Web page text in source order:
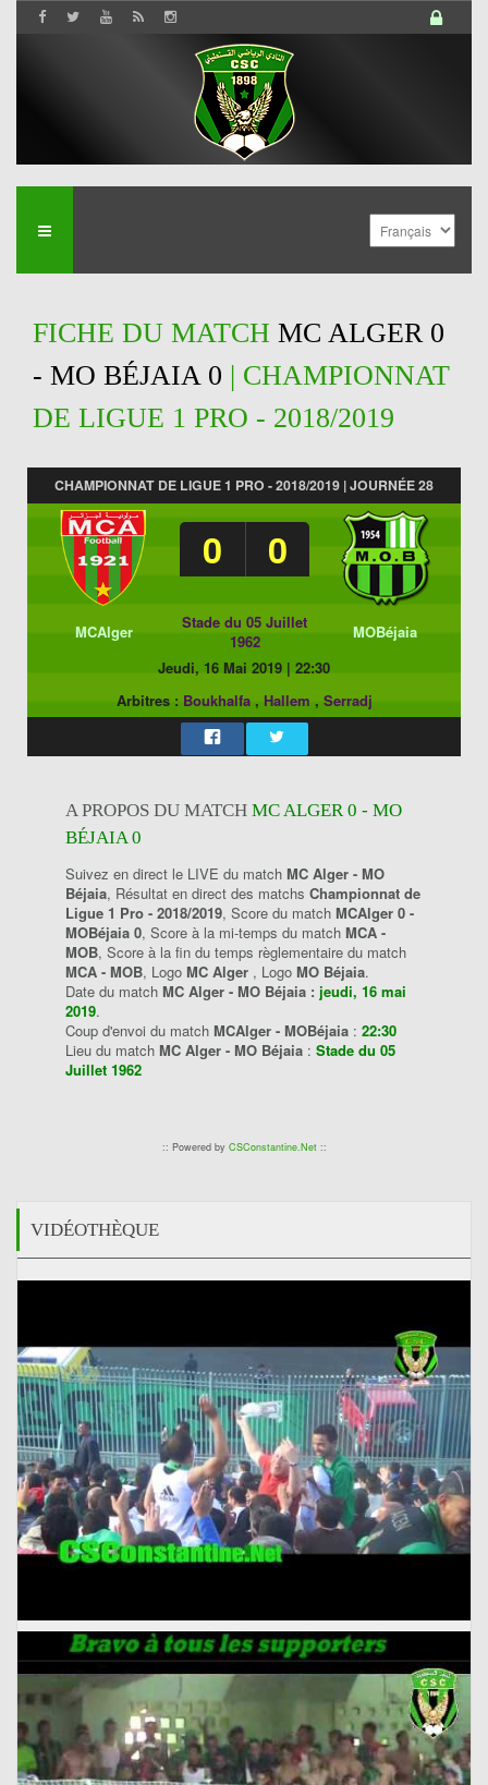
FICHE DU MATCH MC ALGER 0
- MO BÉJAIA 0 | CHAMPIONNAT
DE LIGUE 1 PRO - 2018/2019
CHAMPIONNAT DE LIGUE 1 PRO - 2018/2019 | JOURNÉE 28
0 0
MCAlger
Stade du 05 Juillet
1962
MOBéjaia
Jeudi, 16 Mai 2019 | 22:30
Arbitres : Boukhalfa, Hallem , Serradj
A PROPOS DU MATCH MC ALGER 0 - MO
BÉJAIA 0
Suivez en direct le LIVE du match MC Alger - MO
Béjaia, Résultat en direct des matchs Championnat de
Ligue 1 Pro - 2018/2019, Score du match MCAlger 0 -
MOBéjaia 0, Score à la mi-temps du match MCA -
MOB, Score à la fin du temps règlementaire du match
MCA - MOB, Logo MC Alger , Logo MO Béjaia.
Date du match MC Alger - MO Béjaia : jeudi, 16 mai
2019.
Coup d'envoi du match MCAlger - MOBéjaia : 22:30
Lieu du match MC Alger - MO Béjaia : Stade du 05
Juillet 1962
:: Powered by CSConstantine.Net::
VIDÉOTHÈQUE